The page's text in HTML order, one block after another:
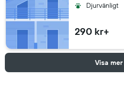
Djurvänligt
290 kr+
Visa mer